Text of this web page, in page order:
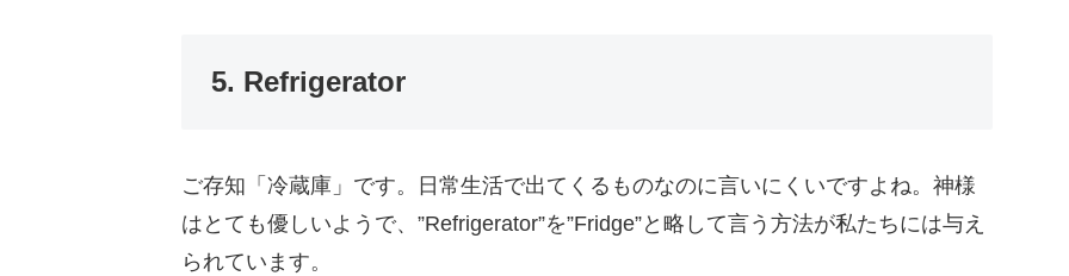
5. Refrigerator
ご存知「冷蔵庫」です。日常生活で出てくるものなのに言いにくいですよね。神様
はとても優しいようで、”Refrigerator”を”Fridge”と略して言う方法が私たちには与え
られています。